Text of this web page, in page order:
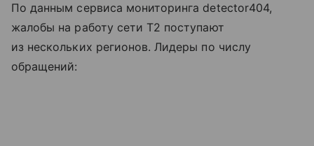
По данным сервиса мониторинга detector404,
жалобы на работу сети T2 поступают
из нескольких регионов. Лидеры по числу
обращений: